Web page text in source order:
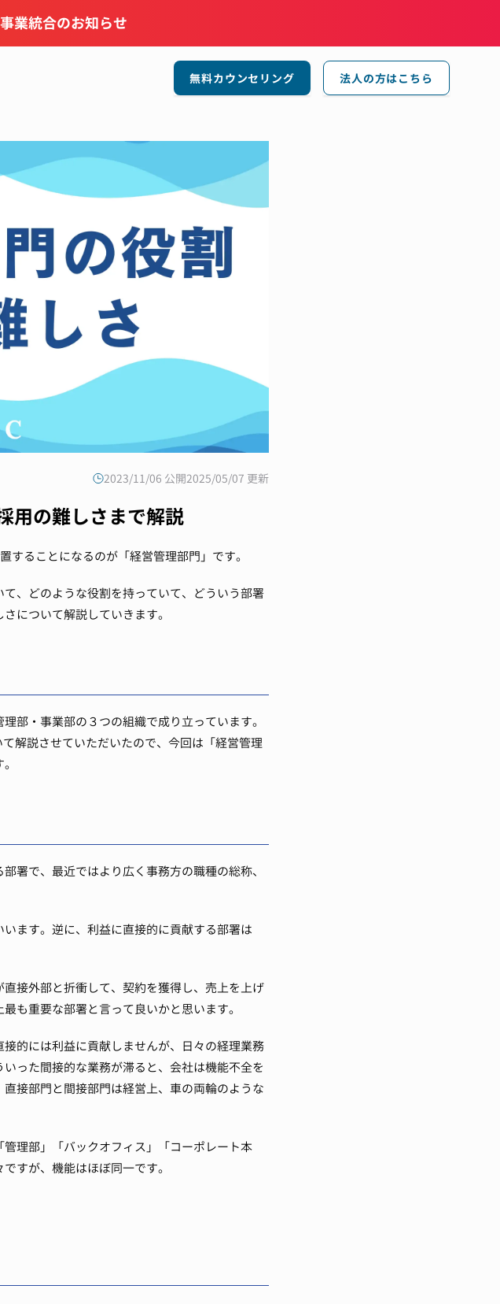
業統合のお知らせ
無料カウンセリング 法人の方はこちら
2023/11/06 公開2025/05/07 更新
用の難しさまで解説
することになるのが「経営管理部門」です。
、どのような役割を持っていて、どういう部署
について解説していきます。
部・事業部の３つの組織で成り立っています。
解説させていただいたので、今回は「経営管理
署で、最近ではより広く事務方の職種の総称、
ます。 逆に、利益に直接的に貢献する部署は
接外部と折衝して、契約を獲得し、売上を上げ
も重要な部署と言って良いかと思います。
接的には利益に貢献しませんが、日々の経理業務
いった間接的な業務が滞ると、会社は機能不全を
直接部門と間接部門は経営上、車の両輪のような
理部」「バックオフィス」「コーポレート本
すが、機能はほぼ同一です。